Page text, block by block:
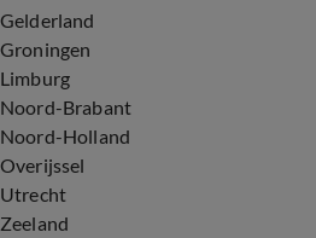
Gelderland
Groningen
Limburg
Noord-Brabant
Noord-Holland
Overijssel
Utrecht
Zeeland